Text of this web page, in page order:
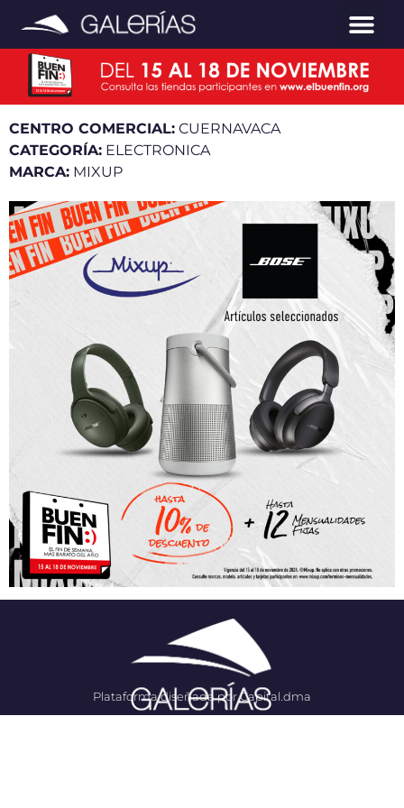
CENTRO COMERCIAL: CUERNAVACA
CATEGORÍA: ELECTRONICA
MARCA: MIXUP
Plataforma diseñada por Capital.dma